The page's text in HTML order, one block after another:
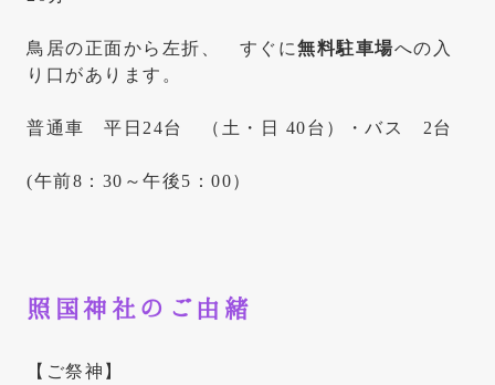
鳥居の正面から左折、 すぐに無料駐車場への入
り口があります。
普通車 平日24台 （土・日 40台）・バス 2台
(午前8：30～午後5：00）
照国神社のご由緒
【ご祭神】